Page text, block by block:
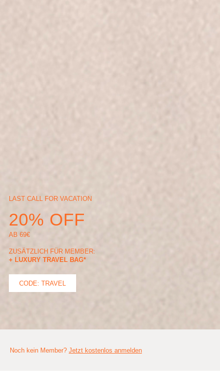
LAST CALL FOR VACATION
20% OFF
AB 69€
ZUSÄTZLICH FÜR MEMBER:
+ LUXURY TRAVEL BAG*
CODE: TRAVEL
Noch kein Member? Jetzt kostenlos anmelden